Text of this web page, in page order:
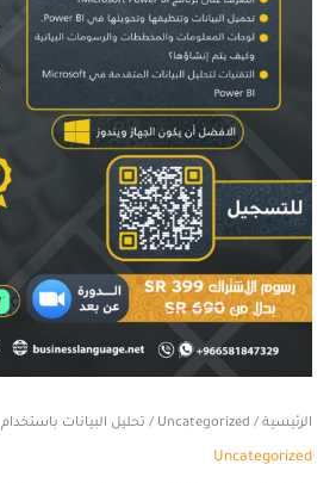
الرئيسية /
Uncategorized / تحليل البيانات باستخدام Power BI -نوفمبر 2024
Uncategorized